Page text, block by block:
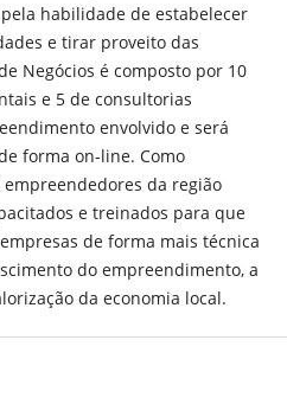
habilidade de estabelecer
e tirar proveito das
Negócios é composto por 10
e 5 de consultorias
envolvido e será
forma on-line. Como
da região
e treinados para que
de forma mais técnica
do empreendimento, a
da economia local.